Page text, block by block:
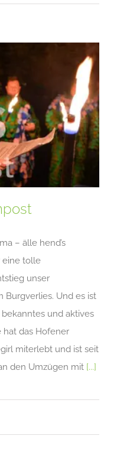
– älle hend’s
eine tolle
unser
Burgverlies. Und es ist
und aktives
hat das Hofener
miterlebt und ist seit
den Umzügen mit [...]